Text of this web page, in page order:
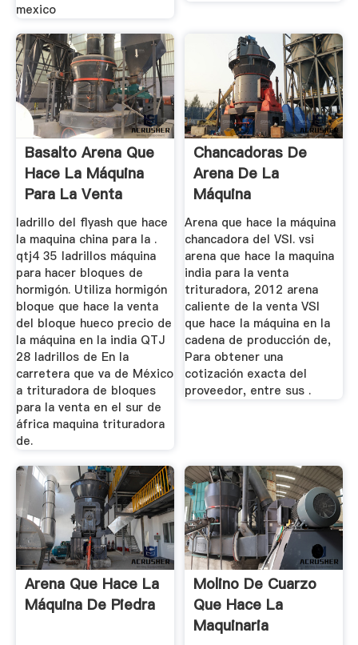
mexico
Basalto Arena Que
Hace La Máquina
Para La Venta
ladrillo del flyash que hace
la maquina china para la .
qtj4 35 ladrillos máquina
para hacer bloques de
hormigón. Utiliza hormigón
bloque que hace la venta
del bloque hueco precio de
la máquina en la india QTJ
28 ladrillos de En la
carretera que va de México
a trituradora de bloques
para la venta en el sur de
áfrica maquina trituradora
de.
Chancadoras De
Arena De La
Máquina
Arena que hace la máquina
chancadora del VSI. vsi
arena que hace la maquina
india para la venta
trituradora, 2012 arena
caliente de la venta VSI
que hace la máquina en la
cadena de producción de,
Para obtener una
cotización exacta del
proveedor, entre sus .
Arena Que Hace La
Máquina De Piedra
Molino De Cuarzo
Que Hace La
Maquinaria